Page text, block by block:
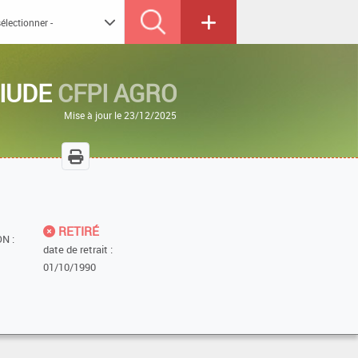
CFPI AGRO
Mise à jour le 23/12/2025
:
RETIRÉ
date de retrait :
01/10/1990